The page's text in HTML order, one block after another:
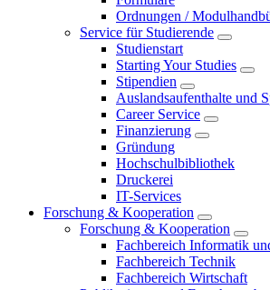
Ordnungen /
Service für Studierende
Studienstart
Starting Your Studies
Stipendien
Auslandsaufenthalte und
Career Service
Finanzierung
Gründung
Hochschulbibliothek
Druckerei
IT-Services
Forschung & Kooperation
Forschung & Kooperation
Fachbereich Informatik
Fachbereich Technik
Fachbereich Wirtschaft